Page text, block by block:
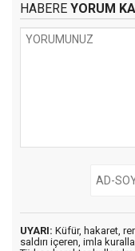
HABERE YORUM
UYARI: Küfür, hakaret,
saldırı içeren, imla